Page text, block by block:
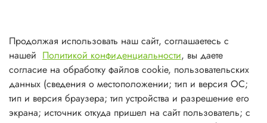
Самара (ТЦ МегаМебель)
8(927)7360008
Самара (ст.м. Победа)
Продолжая использовать наш сайт, соглашаетесь с
нашей Политикой конфиденциальности, вы даете
согласие на обработку файлов cookie, пользовательских
данных (сведения о местоположении; тип и версия ОС;
тип и версия браузера; тип устройства и разрешение его
экрана; источник откуда пришел на сайт пользователь; с